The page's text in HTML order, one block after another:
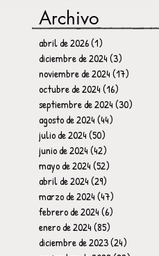
Archivo
abril de 2026(1)
diciembre de 2024(3)
noviembre de 2024(17)
octubre de 2024(16)
septiembre de 2024(30)
agosto de 2024(44)
julio de 2024(50)
junio de 2024(42)
mayo de 2024(52)
abril de 2024(29)
marzo de 2024(47)
febrero de 2024(6)
enero de 2024(85)
diciembre de 2023(24)